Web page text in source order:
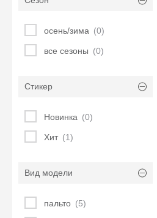
осень/зима (0)
все сезоны (0)
Стикер
Новинка (0)
Хит (1)
Вид модели
пальто (5)